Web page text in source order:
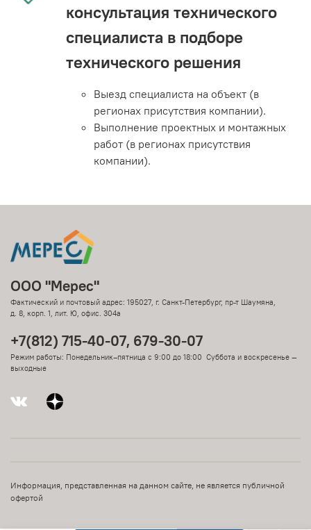
консультация технического
специалиста в подборе
технического решения
Выезд специалиста на объект (в
регионах присутствия компании).
Выполнение проектных и монтажных
работ (в регионах присутствия
компании).
ООО "Мерес"
Фактический и почтовый адрес: 195027, г. Санкт-Петербург, пр-т Шаумяна,
д. 8, корп. 1, лит. Ю, офис. 304а
+7(812) 715-40-07, 679-30-07
Режим работы: Понедельник–пятница с 9:00 до 18:00 Суббота и воскресенье —
выходные
Информация, представленная на данном сайте, не является публичной
офертой